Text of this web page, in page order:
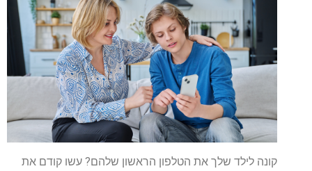
קונה לילד שלך את הטלפון הראשון שלהם? עשו קודם את